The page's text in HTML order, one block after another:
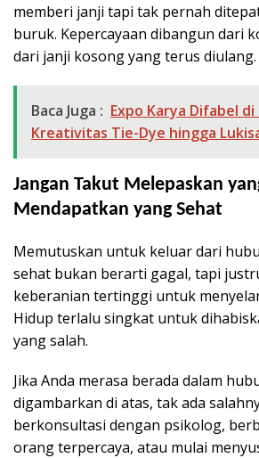
memberi janji tapi tak pernah
buruk. Kepercayaan dibangun dari
dari janji kosong yang terus diulang.
Baca Juga : Expo Karya Difabel di
Kreativitas Tie-Dye hingga
Jangan Takut Melepaskan
Mendapatkan yang Sehat
Memutuskan untuk keluar dari
sehat bukan berarti gagal, tapi
keberanian tertinggi untuk
Hidup terlalu singkat untuk
yang salah.
Jika Anda merasa berada dalam
digambarkan di atas, tak ada
berkonsultasi dengan psikolog,
orang terpercaya, atau mulai